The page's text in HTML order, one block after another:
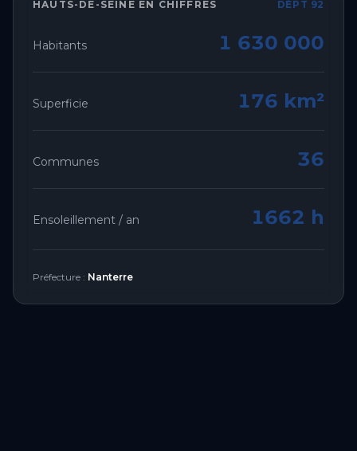
HAUTS-DE-SEINE EN CHIFFRES DÉPT 92
Habitants 1 630 000
Superficie 176 km²
Communes 36
Ensoleillement / an 1662 h
Préfecture : Nanterre